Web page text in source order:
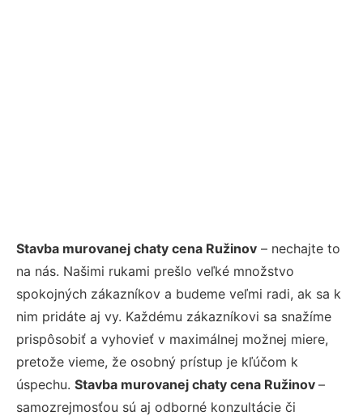
Stavba murovanej chaty cena Ružinov – nechajte to
na nás. Našimi rukami prešlo veľké množstvo
spokojných zákazníkov a budeme veľmi radi, ak sa k
nim pridáte aj vy. Každému zákazníkovi sa snažíme
prispôsobiť a vyhovieť v maximálnej možnej miere,
pretože vieme, že osobný prístup je kľúčom k
úspechu. Stavba murovanej chaty cena Ružinov –
samozrejmosťou sú aj odborné konzultácie či